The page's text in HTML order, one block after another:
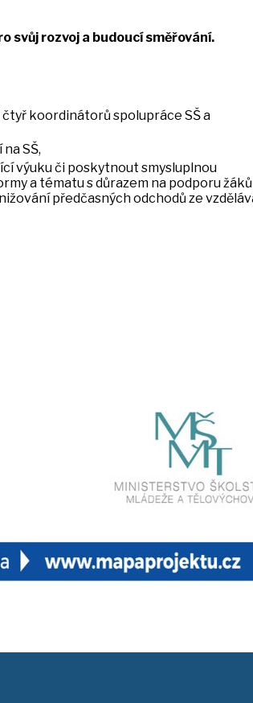
svůj rozvoj a budoucí směřování.
koordinátorů spolupráce SŠ a
SŠ,
výuku či poskytnout smysluplnou
a tématu s důrazem na podporu žáků
předčasných odchodů ze